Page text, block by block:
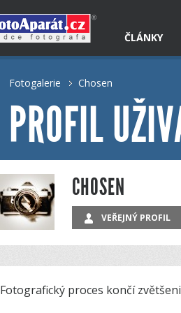
ČLÁNKY
Fotogalerie Chosen
PROFIL
CHOSEN
VEŘEJNÝ PROFIL
Fotografický proces končí